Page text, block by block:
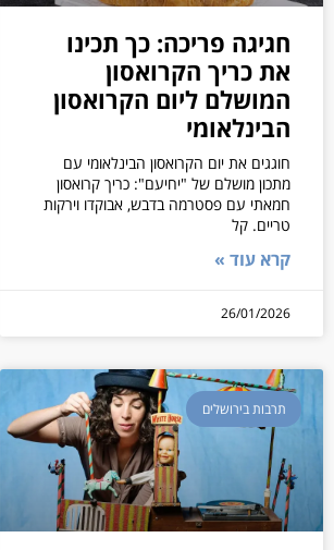
חגיגה פריכה: כך תכינו
את כריך הקרואסון
המושלם ליום הקרואסון
הבינלאומי
חוגגים את יום הקרואסון הבינלאומי עם
מתכון מושלם של "יחיעם": כריך קרואסון
חמאתי עם פסטרמה בדבש, אבוקדו וירקות
טריים. קל
קרא עוד »
26/01/2026
תרבות בירושלים